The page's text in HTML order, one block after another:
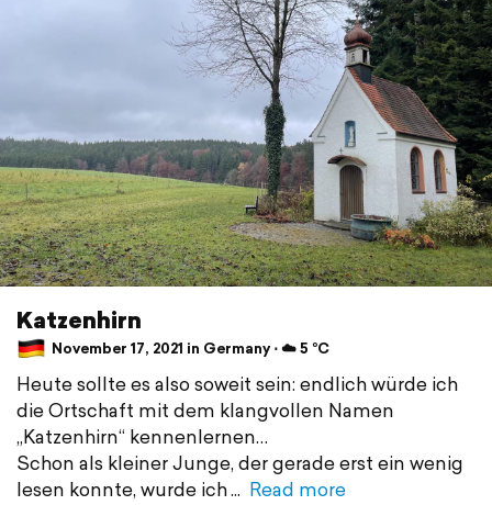
Katzenhirn
November 17, 2021 in Germany ⋅ ☁️ 5 °C
Heute sollte es also soweit sein: endlich würde ich
die Ortschaft mit dem klangvollen Namen
„Katzenhirn“ kennenlernen…
Schon als kleiner Junge, der gerade erst ein wenig
lesen konnte, wurde ich
Read more